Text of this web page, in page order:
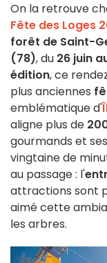
On la retrouve
Fête des Loges
forêt de Saint-
(78), du 26 juin
édition, ce
plus anciennes
emblématique d'
aligne plus de
gourmands et
vingtaine de
au passage : l'
attractions sont
aimé cette
les arbres.